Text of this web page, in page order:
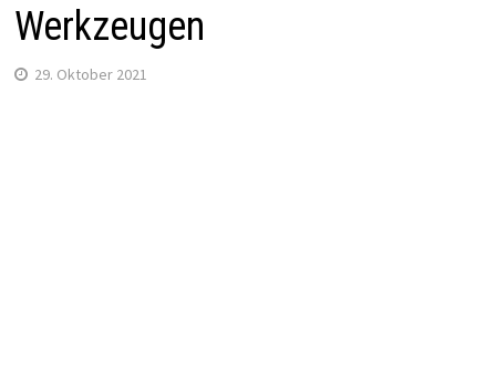
Werkzeugen
29. Oktober 2021